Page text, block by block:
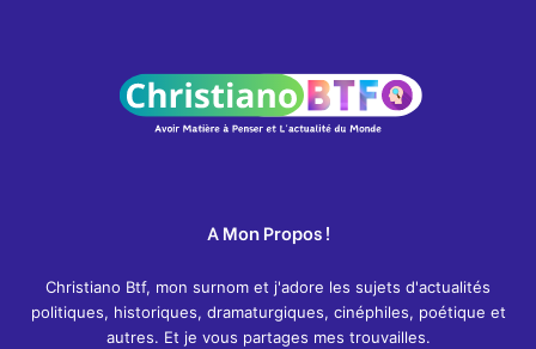
A Mon Propos !
Christiano Btf, mon surnom et j'adore les sujets d'actualités
politiques, historiques, dramaturgiques, cinéphiles, poétique et
autres. Et je vous partages mes trouvailles.